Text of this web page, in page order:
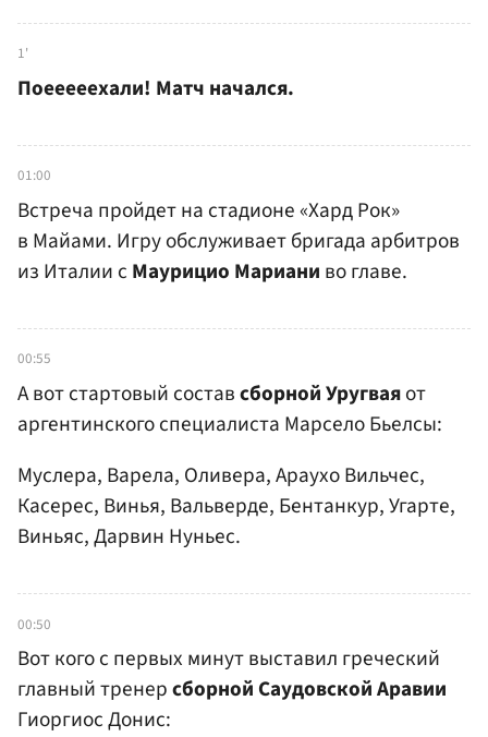
1'
Поееееехали! Матч начался.
01:00
Встреча пройдет на стадионе «Хард Рок»
в Майами. Игру обслуживает бригада арбитров
из Италии с Маурицио Мариани во главе.
00:55
А вот стартовый составсборной Уругваяот
аргентинского специалиста Марсело Бьелсы:
Муслера, Варела, Оливера, Араухо Вильчес,
Касерес, Винья, Вальверде, Бентанкур, Угарте,
Виньяс, Дарвин Нуньес.
00:50
Вот кого с первых минут выставил греческий
главный тренерсборной Саудовской Аравии
Гиоргиос Донис: